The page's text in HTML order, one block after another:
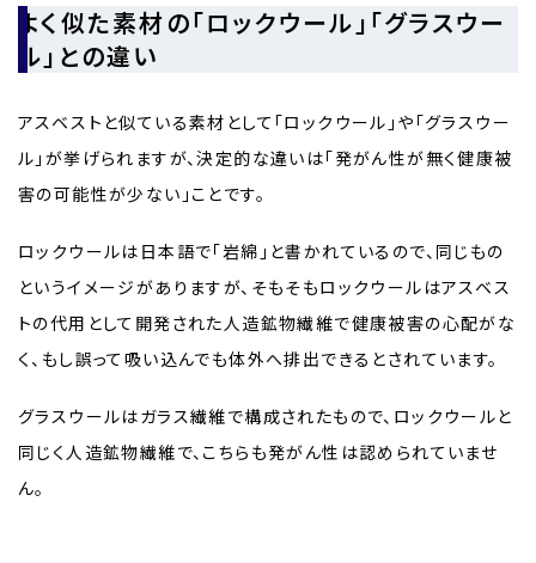
よく似た素材の「ロックウール」「グラスウー
ル」との違い
アスベストと似ている素材として「ロックウール」や「グラスウー
ル」が挙げられますが、決定的な違いは「発がん性が無く健康被
害の可能性が少ない」ことです。
ロックウールは日本語で「岩綿」と書かれているので、同じもの
というイメージがありますが、そもそもロックウールはアスベス
トの代用として開発された人造鉱物繊維で健康被害の心配がな
く、もし誤って吸い込んでも体外へ排出できるとされています。
グラスウールはガラス繊維で構成されたもので、ロックウールと
同じく人造鉱物繊維で、こちらも発がん性は認められていませ
ん。